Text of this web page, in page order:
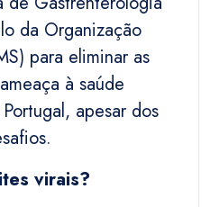
da Organização
para eliminar as
à saúde
apesar dos
virais?